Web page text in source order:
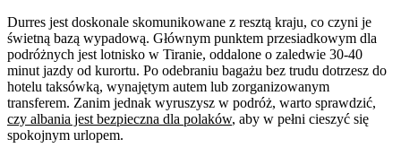
Durres jest doskonale skomunikowane z resztą kraju, co czyni je
świetną bazą wypadową. Głównym punktem przesiadkowym dla
podróżnych jest lotnisko w Tiranie, oddalone o zaledwie 30-40
minut jazdy od kurortu. Po odebraniu bagażu bez trudu dotrzesz do
hotelu taksówką, wynajętym autem lub zorganizowanym
transferem. Zanim jednak wyruszysz w podróż, warto sprawdzić,
czy albania jest bezpieczna dla polaków, aby w pełni cieszyć się
spokojnym urlopem.